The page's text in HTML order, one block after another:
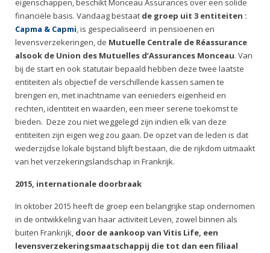
eigenschappen, beschikt Monceau Assurances over een solide
financiële basis. Vandaag bestaat de groep uit 3 entiteiten :
Capma & Capmi, is gespecialiseerd in pensioenen en
levensverzekeringen, de Mutuelle Centrale de Réassurance
alsook de Union des Mutuelles d’Assurances Monceau. Van
bij de start en ook statutair bepaald hebben deze twee laatste
entiteiten als objectief de verschillende kassen samen te
brengen en, met inachtname van eenieders eigenheid en
rechten, identiteit en waarden, een meer serene toekomst te
bieden. Deze zou niet weggelegd zijn indien elk van deze
entiteiten zijn eigen weg zou gaan. De opzet van de leden is dat
wederzijdse lokale bijstand blijft bestaan, die de rijkdom uitmaakt
van het verzekeringslandschap in Frankrijk.
2015, internationale doorbraak
In oktober 2015 heeft de groep een belangrijke stap ondernomen
in de ontwikkeling van haar activiteit Leven, zowel binnen als
buiten Frankrijk, door de aankoop van Vitis Life, een
levensverzekeringsmaatschappij die tot dan een filiaal